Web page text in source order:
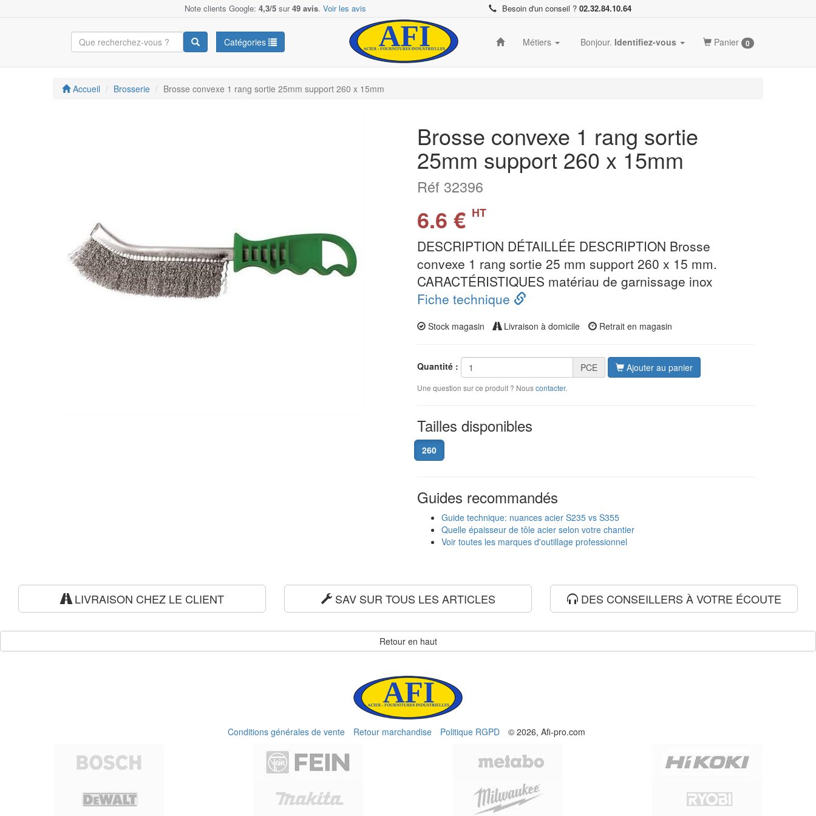
Note clients Google: 4,3/5 sur49 avis. Voir les avis Besoin d'un conseil ? 02.32.84.10.64
Catégories Métiers Bonjour. Identifiez-vous Panier 0
Accueil Brosserie Brosse convexe 1 rang sortie 25mm support 260 x 15mm
Brosse convexe 1 rang sortie
25mm support 260 x 15mm
Réf 32396
6.6 € HT
DESCRIPTION DÉTAILLÉE DESCRIPTION Brosse
convexe 1 rang sortie 25 mm support 260 x 15 mm.
CARACTÉRISTIQUES matériau de garnissage inox
Fiche technique
Stock magasin Livraison à domicile Retrait en magasin
Quantité : PCE Ajouter au panier
Une question sur ce produit ? Nouscontacter.
Tailles disponibles
260
Guides recommandés
Guide technique: nuances acier S235 vs S355
Quelle épaisseur de tôle acier selon votre chantier
Voir toutes les marques d'outillage professionnel
LIVRAISON CHEZ LE CLIENT SAV SUR TOUS LES ARTICLES DES CONSEILLERS À VOTRE ÉCOUTE
Retour en haut
Conditions générales de vente Retour marchandise Politique RGPD © 2026, Afi-pro.com